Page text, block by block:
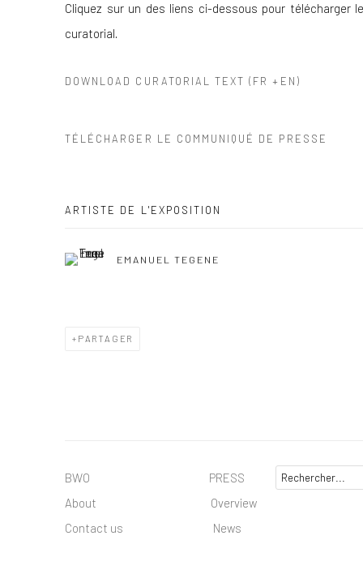
Cliquez sur un des liens ci-dessous pour télécharger
curatorial.
DOWNLOAD CURATORIAL TEXT (FR +EN)
TÉLÉCHARGER LE COMMUNIQUÉ DE PRESSE
ARTISTE DE L'EXPOSITION
EMANUEL TEGENE
PARTAGER
BWO PRESS
About
Overview
Contact us
News